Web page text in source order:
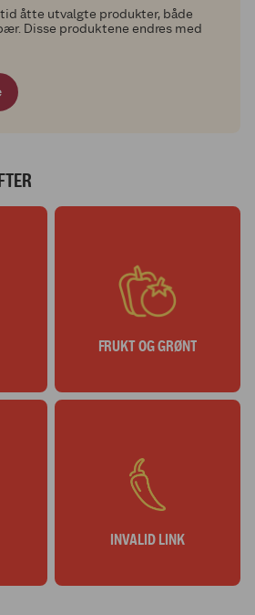
åtte utvalgte produkter, både
Disse produktene endres med
FRUKT OG GRØNT
INVALID LINK